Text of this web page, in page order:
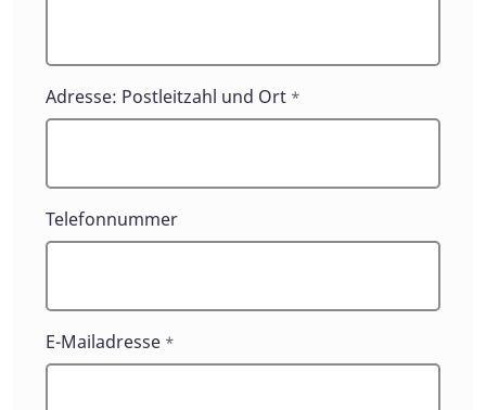
Adresse: Postleitzahl und Ort *
Telefonnummer
E-Mailadresse *